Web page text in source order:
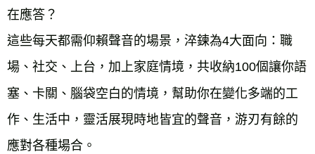
在應答？
這些每天都需仰賴聲音的場景，淬鍊為4大面向：職
場、社交、上台，加上家庭情境，共收納100個讓你語
塞、卡關、腦袋空白的情境，幫助你在變化多端的工
作、生活中，靈活展現時地皆宜的聲音，游刃有餘的
應對各種場合。